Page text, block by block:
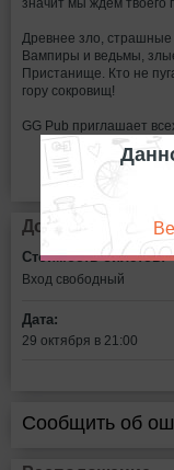
значит мы ждем твоего
Древнее зло, страшные
Вампиры и ведьмы,
Пристанище. Кто не
гору сокровищ!
GG Pub приглашает
Стоимость билетов:
Вход свободный
Дата:
29 октября в 21:00
Сообщить об